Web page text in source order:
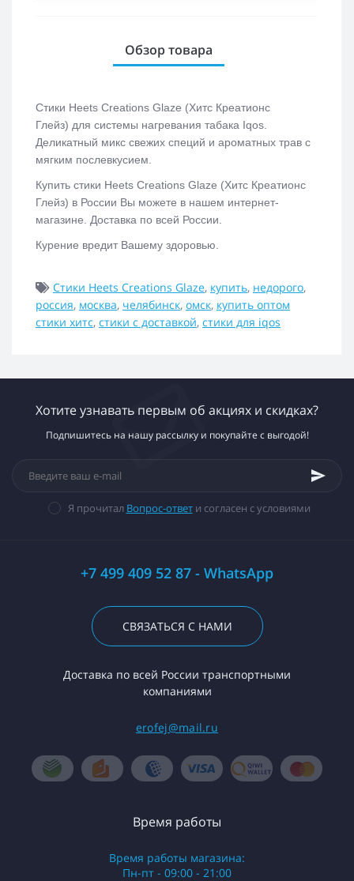
Обзор товара
Стики Heets Creations Glaze (Хитс Креатионс
Глейз) для системы нагревания табака Iqos.
Деликатный микс свежих специй и ароматных трав с
мягким послевкусием.
Купить стики Heets Creations Glaze (Хитс Креатионс
Глейз) в России Вы можете в нашем интернет-
магазине. Доставка по всей России.
Курение вредит Вашему здоровью.
Стики Heets Creations Glaze, купить, недорого,
россия, москва, челябинск, омск, купить оптом
стики хитс, стики с доставкой, стики для iqos
Хотите узнавать первым об акциях и скидках?
Подпишитесь на нашу рассылку и покупайте с выгодой!
Я прочитал Вопрос-ответи согласен с условиями
+7 499 409 52 87 - WhatsApp
СВЯЗАТЬСЯ С НАМИ
Доставка по всей России транспортными
компаниями
erofej@mail.ru
Время работы
Время работы магазина:
Пн-пт - 09:00 - 21:00